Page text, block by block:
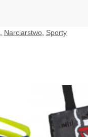
Narciarstwo, Sporty